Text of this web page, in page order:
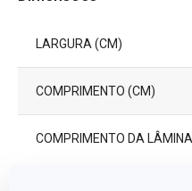
LARGURA (CM)
COMPRIMENTO (CM)
COMPRIMENTO DA